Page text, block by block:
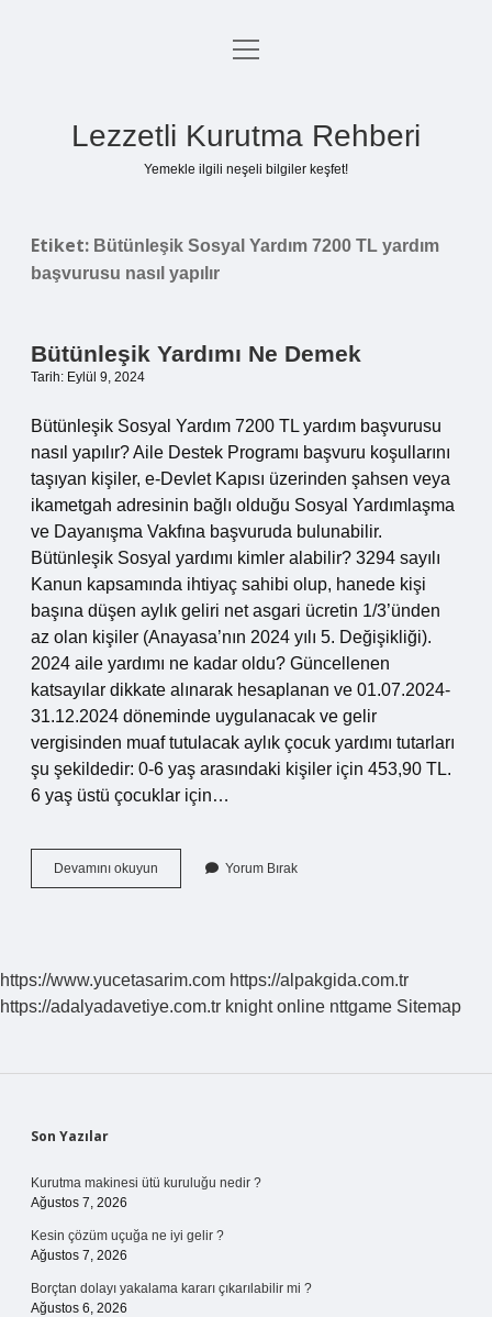
Anasayfa
menüyü
Lezzetli Kurutma Rehberi
Yemekle ilgili neşeli bilgiler keşfet!
Etiket: Bütünleşik Sosyal Yardım 7200 TL yardım
başvurusu nasıl yapılır
Bütünleşik Yardımı Ne Demek
Tarih: Eylül 9, 2024
Bütünleşik Sosyal Yardım 7200 TL yardım başvurusu
nasıl yapılır? Aile Destek Programı başvuru koşullarını
taşıyan kişiler, e-Devlet Kapısı üzerinden şahsen veya
ikametgah adresinin bağlı olduğu Sosyal Yardımlaşma
ve Dayanışma Vakfına başvuruda bulunabilir.
Bütünleşik Sosyal yardımı kimler alabilir? 3294 sayılı
Kanun kapsamında ihtiyaç sahibi olup, hanede kişi
başına düşen aylık geliri net asgari ücretin 1/3’ünden
az olan kişiler (Anayasa’nın 2024 yılı 5. Değişikliği).
2024 aile yardımı ne kadar oldu? Güncellenen
katsayılar dikkate alınarak hesaplanan ve 01.07.2024-
31.12.2024 döneminde uygulanacak ve gelir
vergisinden muaf tutulacak aylık çocuk yardımı tutarları
şu şekildedir: 0-6 yaş arasındaki kişiler için 453,90 TL.
6 yaş üstü çocuklar için…
Devamını okuyun Bütünleşik
Yardımı
Yorum Bırak
https://www.yucetasarim.com https://alpakgida.com.tr
https://adalyadavetiye.com.tr knight online nttgame Sitemap
Sidebar
Son Yazılar
Kurutma makinesi ütü kuruluğu nedir ?
Ağustos 7, 2026
Kesin çözüm uçuğa ne iyi gelir ?
Ağustos 7, 2026
Borçtan dolayı yakalama kararı çıkarılabilir mi ?
Ağustos 6, 2026